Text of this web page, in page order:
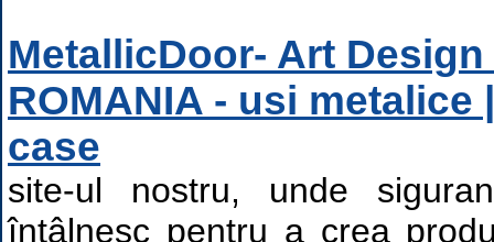
MetallicDoor- Art
ROMANIA - usi
case
site-ul nostru, unde
întâlnesc pentru a crea